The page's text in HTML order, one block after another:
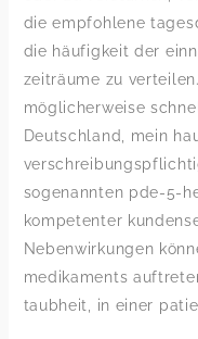
die empfohlene
die häufigkeit der
zeiträume zu
möglicherweise
Deutschland, mein
sogenannten pde-5-
kompetenter
Nebenwirkungen
medikaments
taubheit, in einer